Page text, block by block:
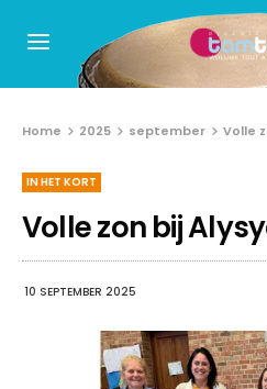
Home 2025 september Volle
IN HET KORT
Volle zon bij
10 SEPTEMBER 2025